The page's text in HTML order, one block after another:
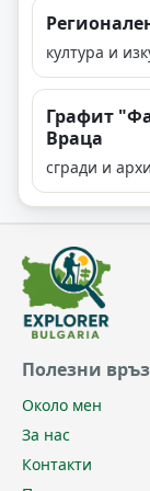
култура и
Графит
Враца
сгради и
Полезни
Около мен
За нас
Контакти